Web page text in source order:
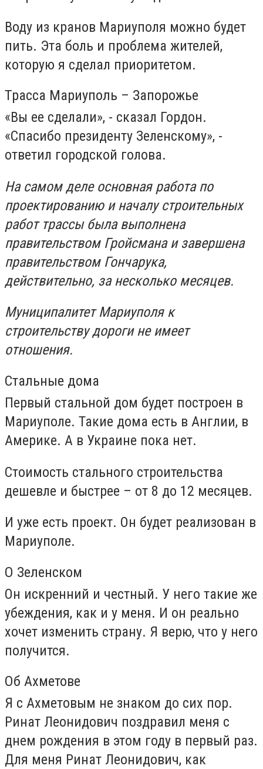
Воду из кранов Мариуполя можно будет
пить. Эта боль и проблема жителей,
которую я сделал приоритетом.
Трасса Мариуполь – Запорожье
«Вы ее сделали», - сказал Гордон.
«Спасибо президенту Зеленскому», -
ответил городской голова.
На самом деле основная работа по
проектированию и началу строительных
работ трассы была выполнена
правительством Гройсмана и завершена
правительством Гончарука,
действительно, за несколько месяцев.
Муниципалитет Мариуполя к
строительству дороги не имеет
отношения.
Стальные дома
Первый стальной дом будет построен в
Мариуполе. Такие дома есть в Англии, в
Америке. А в Украине пока нет.
Стоимость стального строительства
дешевле и быстрее – от 8 до 12 месяцев.
И уже есть проект. Он будет реализован в
Мариуполе.
О Зеленском
Он искренний и честный. У него такие же
убеждения, как и у меня. И он реально
хочет изменить страну. Я верю, что у него
получится.
Об Ахметове
Я с Ахметовым не знаком до сих пор.
Ринат Леонидович поздравил меня с
днем рождения в этом году в первый раз.
Для меня Ринат Леонидович, как